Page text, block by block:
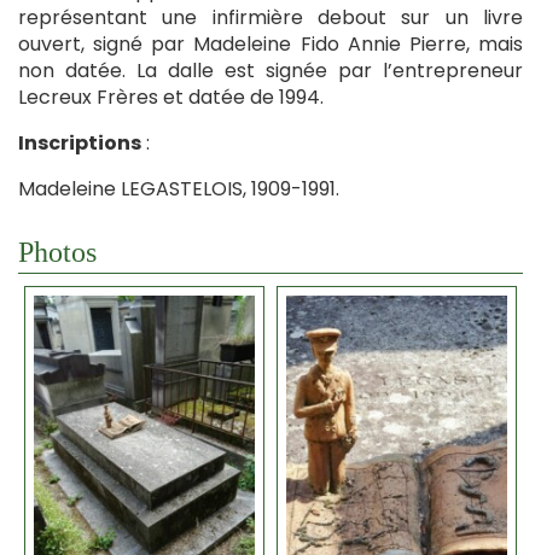
représentant une infirmière debout sur un livre
ouvert, signé par Madeleine Fido Annie Pierre, mais
non datée. La dalle est signée par l’entrepreneur
Lecreux Frères et datée de 1994.
Inscriptions:
Madeleine LEGASTELOIS, 1909-1991.
Photos